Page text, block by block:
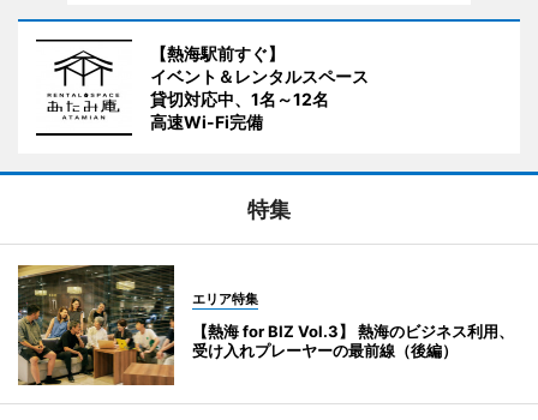
【熱海駅前すぐ】
イベント＆レンタルスペース
貸切対応中、1名～12名
高速Wi-Fi完備
特集
エリア特集
【熱海 for BIZ Vol.3】 熱海のビジネス利用、
受け入れプレーヤーの最前線（後編）